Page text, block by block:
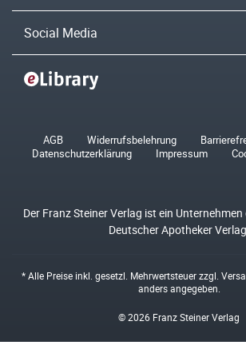
Social Media
AGB Widerrufsbelehrung
Datenschutzerklärung
Impressum
Der Franz Steiner Verlag ist ein
Deutscher Apotheker
* Alle Preise inkl. gesetzl. Mehrwertsteuer zzgl.
anders angegeben.
© 2026 Franz Steiner Verlag